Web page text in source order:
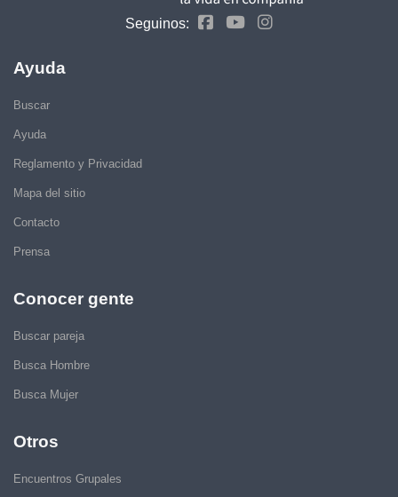
Seguinos:
Ayuda
Buscar
Ayuda
Reglamento y Privacidad
Mapa del sitio
Contacto
Prensa
Conocer gente
Buscar pareja
Busca Hombre
Busca Mujer
Otros
Encuentros Grupales